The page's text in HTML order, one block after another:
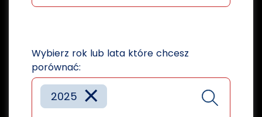
Wybierz rok lub lata które chcesz
porównać:
×
2025